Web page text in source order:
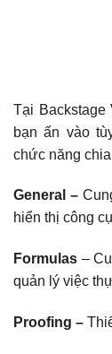
Tại Backstage
bạn ấn vào
chức năng
General –
hiển thị công cụ
Formulas –
quản lý việc
Proofing –